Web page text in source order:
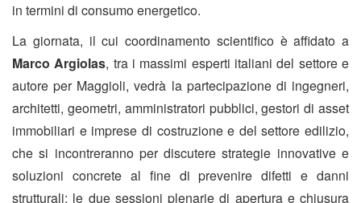
in termini di consumo energetico.
La giornata, il cui coordinamento scientifico è affidato a
Marco Argiolas, tra i massimi esperti italiani del settore e
autore per Maggioli, vedrà la partecipazione di ingegneri,
architetti, geometri, amministratori pubblici, gestori di asset
immobiliari e imprese di costruzione e del settore edilizio,
che si incontreranno per discutere strategie innovative e
soluzioni concrete al fine di prevenire difetti e danni
strutturali: le due sessioni plenarie di apertura e chiusura